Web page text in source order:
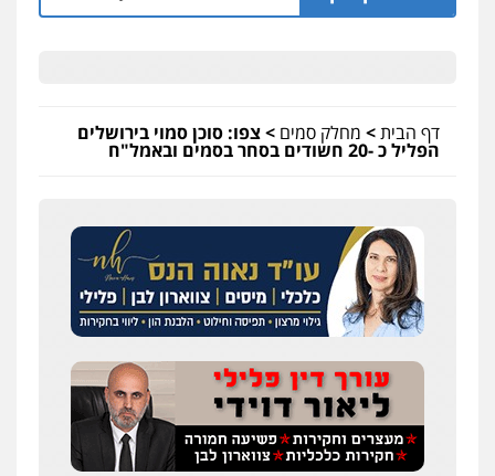
דף הבית> מחלק סמים >צפו: סוכן סמוי בירושלים
הפליל כ -20 חשודים בסחר בסמים ובאמל"ח